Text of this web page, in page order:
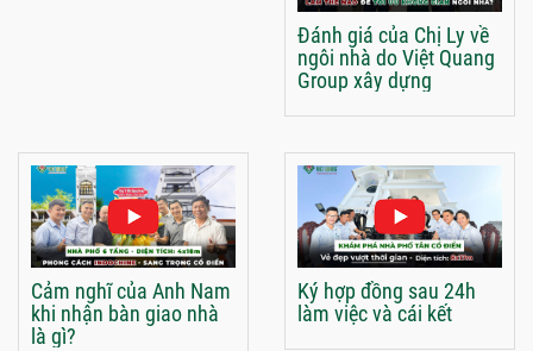
Đánh giá của Chị Ly về
ngôi nhà do Việt Quang
Group xây dựng
Cảm nghĩ của Anh Nam
khi nhận bàn giao nhà
là gì?
Ký hợp đồng sau 24h
làm việc và cái kết